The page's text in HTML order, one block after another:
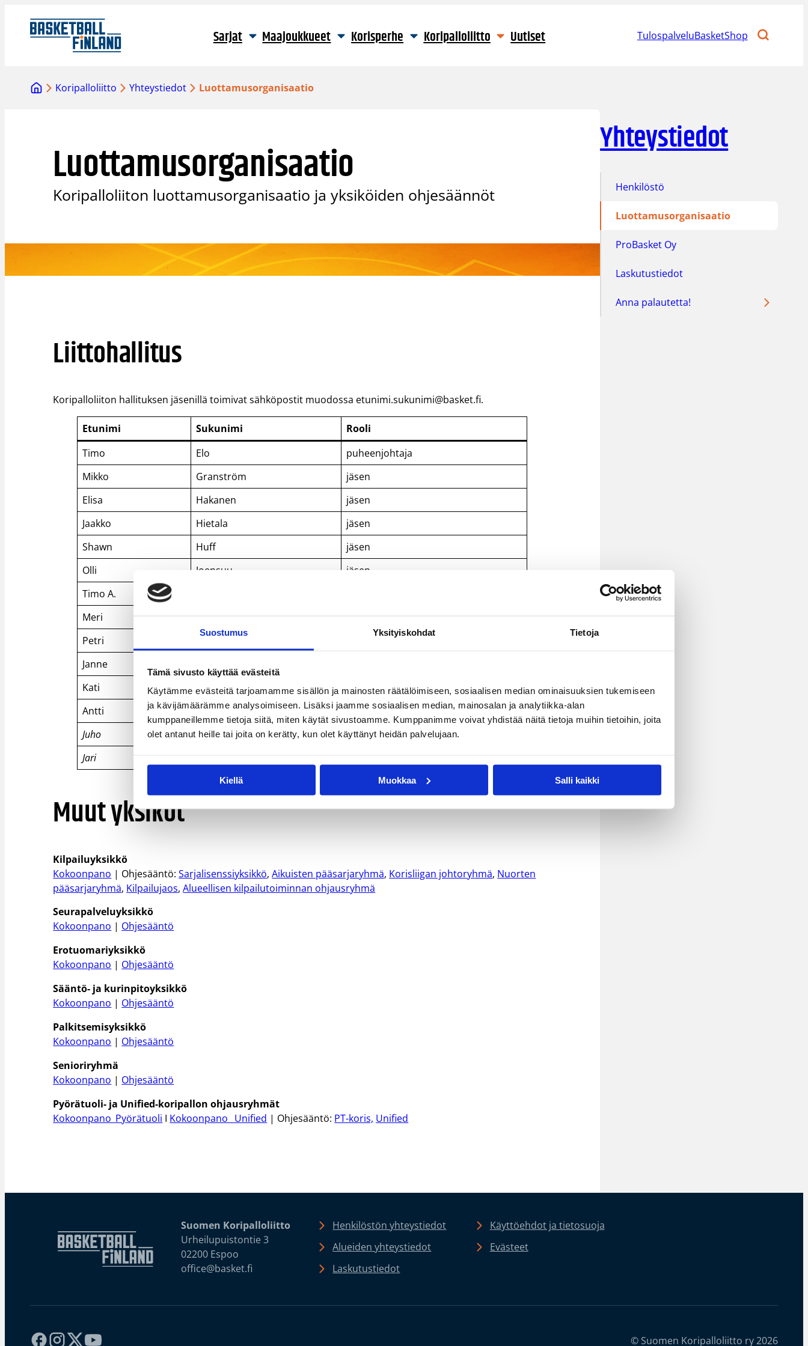
Suostumus Yksityiskohdat Tietoja
Tämä sivusto käyttää evästeitä
Käytämme evästeitä tarjoamamme sisällön ja mainosten räätälöimiseen, sosiaalisen median ominaisuuksien tukemiseen
ja kävijämäärämme analysoimiseen. Lisäksi jaamme sosiaalisen median, mainosalan ja analytiikka-alan
kumppaneillemme tietoja siitä, miten käytät sivustoamme. Kumppanimme voivat yhdistää näitä tietoja muihin tietoihin, joita
olet antanut heille tai joita on kerätty, kun olet käyttänyt heidän palvelujaan.
Kiellä Muokkaa Salli kaikki
sisältöön
Sarjat Maajoukkueet Korisperhe Koripalloliitto Uutiset TulospalveluBasketShop
Koripalloliitto Yhteystiedot Luottamusorganisaatio
Luottamusorganisaatio
Koripalloliiton luottamusorganisaatio ja yksiköiden ohjesäännöt
Liittohallitus
Koripalloliiton hallituksen jäsenillä toimivat sähköpostit muodossa etunimi.sukunimi@basket.fi.
Etunimi Sukunimi
Rooli
Timo
Elo
puheenjohtaja
Mikko
Granström
jäsen
Elisa
Hakanen
jäsen
Jaakko
Hietala
jäsen
Shawn
Huff
jäsen
Olli
Joensuu
jäsen
Timo A.
Meri
Petri
Janne
Kati
Packalén
toimitusjohtaja
Antti
Isomäki
sihteeri
Juho
Koikkalainen
varajäsen
Jari
Muut yksiköt
Kilpailuyksikkö
Kokoonpano | Ohjesääntö:Sarjalisenssiyksikkö,Aikuisten pääsarjaryhmä, Korisliigan johtoryhmä, Nuorten
pääsarjaryhmä, Kilpailujaos,Alueellisen kilpailutoiminnan ohjausryhmä
Seurapalveluyksikkö
Kokoonpano | Ohjesääntö
Erotuomariyksikkö
Kokoonpano | Ohjesääntö
Sääntö- ja kurinpitoyksikkö
Kokoonpano | Ohjesääntö
Palkitsemisyksikkö
Kokoonpano | Ohjesääntö
Senioriryhmä
Kokoonpano | Ohjesääntö
Pyörätuoli- ja Unified-koripallon ohjausryhmät
Kokoonpano_Pyörätuoli I Kokoonpano_ Unified | Ohjesääntö: PT-koris, Unified
Yhteystiedot
Henkilöstö
Luottamusorganisaatio
ProBasket Oy
Laskutustiedot
Anna palautetta!
Suomen Koripalloliitto
Urheilupuistontie 3
02200 Espoo
office@basket.fi
Henkilöstön yhteystiedot
Alueiden yhteystiedot
Laskutustiedot
Käyttöehdot ja tietosuoja
Evästeet
© Suomen Koripalloliitto ry 2026